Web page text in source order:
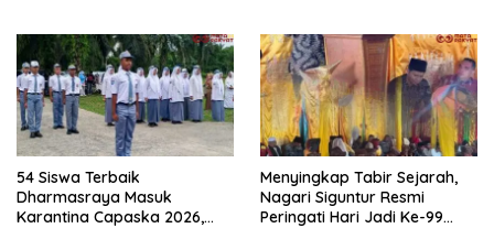
Kasih
54 Siswa Terbaik
Dharmasraya Masuk
Karantina Capaska 2026,
Menyingkap Tabir Sejarah,
Nagari Siguntur Resmi
Peringati Hari Jadi Ke-99